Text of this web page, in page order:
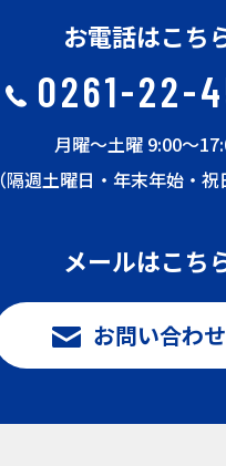
お電話はこち
0261-22-
月曜〜土曜 9:00〜
（隔週土曜日・年末年始・祝
メールはこち
お問い合わせ